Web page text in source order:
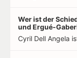
Wer ist der
und Ergué-
Cyril Dell Angela